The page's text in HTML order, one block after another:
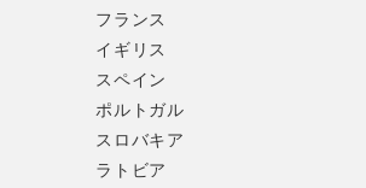
フランス
イギリス
スペイン
ポルトガル
スロバキア
ラトビア